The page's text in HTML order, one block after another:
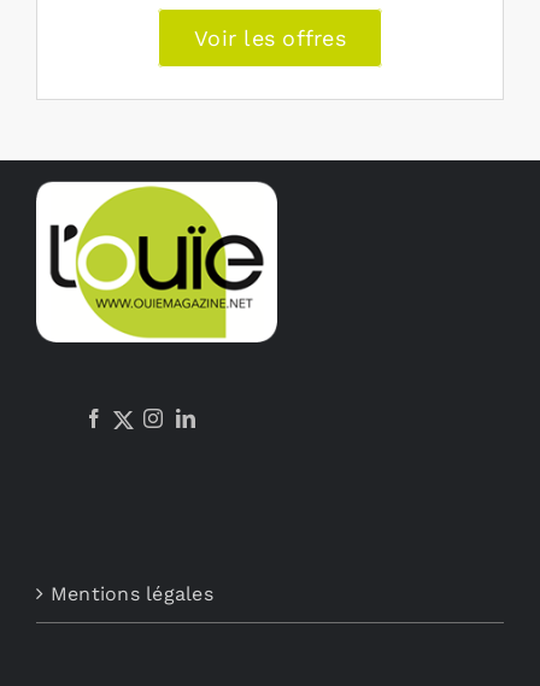
Voir les offres
Mentions légales